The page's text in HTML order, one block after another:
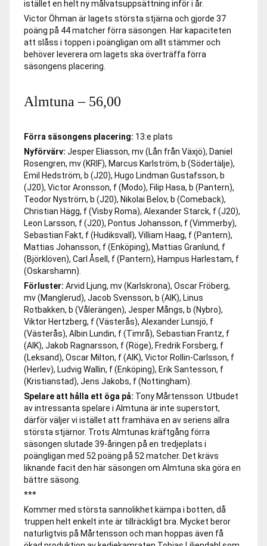
istället en helt ny målvatsuppsättning inför i år.
Victor Öhman är lagets största stjärna och gjorde 37
poäng på 44 matcher förra säsongen. Har kapaciteten
att slåss i toppen i poängligan om allt stämmer och
behöver leverera om lagets ska överträffa förra
säsongens placering.
Almtuna – 56,00
Förra säsongens placering: 13:e plats
Nyförvärv: Jesper Eliasson, mv (Lån från Växjö), Daniel
Rosengren, mv (KRIF), Marcus Karlström, b (Södertälje),
Emil Hedström, b (J20), Hugo Lindman Gustafsson, b
(J20), Victor Aronsson, f (Modo), Filip Hasa, b (Pantern),
Teodor Nyström, b (J20), Nikolai Belov, b (Comeback),
Christian Hägg, f (Visby Roma), Alexander Starck, f (J20),
Leon Larsson, f (J20), Pontus Johansson, f (Vimmerby),
Sebastian Fakt, f (Hudiksvall), Villiam Haag, f (Pantern),
Mattias Johansson, f (Enköping), Mattias Granlund, f
(Björklöven), Carl Åsell, f (Pantern), Hampus Harlestam, f
(Oskarshamn).
Förluster: Arvid Ljung, mv (Karlskrona), Oscar Fröberg,
mv (Manglerud), Jacob Svensson, b (AIK), Linus
Rotbakken, b (Vålerängen), Jesper Mångs, b (Nybro),
Viktor Hertzberg, f (Västerås), Alexander Lunsjö, f
(Västerås), Albin Lundin, f (Timrå), Sebastian Frantz, f
(AIK), Jakob Ragnarsson, f (Röge), Fredrik Forsberg, f
(Leksand), Oscar Milton, f (AIK), Victor Rollin-Carlsson, f
(Herlev), Ludvig Wallin, f (Enköping), Erik Santesson, f
(Kristianstad), Jens Jakobs, f (Nottingham).
Spelare att hålla ett öga på: Tony Mårtensson. Utbudet
av intressanta spelare i Almtuna är inte superstort,
därför väljer vi istället att framhäva en av seriens allra
största stjärnor. Trots Almtunas kräftgång förra
säsongen slutade 39-åringen på en tredjeplats i
poängligan med 52 poäng på 52 matcher. Det krävs
liknande facit den här säsongen om Almtuna ska göra en
bättre säsong.
***
Kommer med största sannolikhet kämpa i botten, då
truppen helt enkelt inte är tillräckligt bra. Mycket beror
naturligtvis på Mårtensson och man hoppas även få